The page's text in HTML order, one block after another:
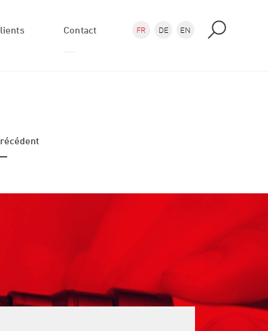
FR DE EN
Contact